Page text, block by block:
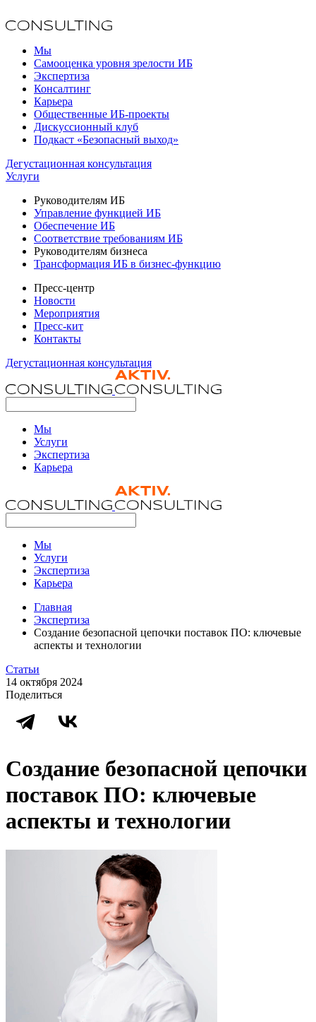
Мы
Самооценка уровня зрелости ИБ
Экспертиза
Консалтинг
Карьера
Общественные ИБ-проекты
Дискуссионный клуб
Подкаст «Безопасный выход»
Дегустационная консультация
Услуги
Руководителям ИБ
Управление функцией ИБ
Обеспечение ИБ
Соответствие требованиям ИБ
Руководителям бизнеса
Трансформация ИБ в бизнес-функцию
Пресс-центр
Новости
Мероприятия
Пресс-кит
Контакты
Дегустационная консультация
Мы
Услуги
Экспертиза
Карьера
Мы
Услуги
Экспертиза
Карьера
Главная
Экспертиза
Создание безопасной цепочки поставок ПО: ключевые
аспекты и технологии
Статьи
14 октября 2024
Поделиться
Создание безопасной цепочки
поставок ПО: ключевые
аспекты и технологии